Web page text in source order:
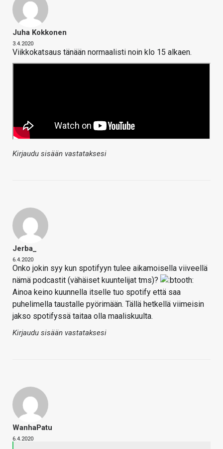
Juha Kokkonen
3.4.2020
Viikkokatsaus tänään normaalisti noin klo 15 alkaen.
Kirjaudu sisään vastataksesi
Jerba_
6.4.2020
Onko jokin syy kun spotifyyn tulee aikamoisella viiveellä
nämä podcastit (vähäiset kuuntelijat tms)?
Ainoa keino kuunnella itselle tuo spotify että saa
puhelimella taustalle pyörimään. Tällä hetkellä viimeisin
jakso spotifyssä taitaa olla maaliskuulta.
Kirjaudu sisään vastataksesi
WanhaPatu
6.4.2020